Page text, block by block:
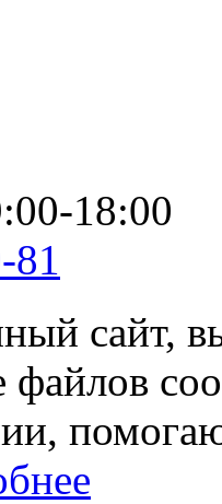
18:00
81
сайт,
файлов